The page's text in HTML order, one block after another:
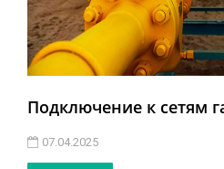
Подключение к сетям
07.04.2025